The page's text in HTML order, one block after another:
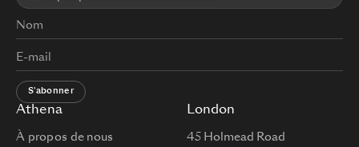
Athena
À propos de nous
London
45 Holmead Road
S'abonner